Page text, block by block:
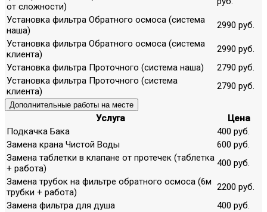
от сложности)
Установка фильтра Обратного осмоса (система
наша)
2990 руб.
Установка фильтра Обратного осмоса (система
клиента)
2990 руб.
Установка фильтра Проточного (система наша)
2790 руб.
Установка фильтра Проточного (система
клиента)
2790 руб.
Дополнительные работы на месте
Услуга
Цена
Подкачка Бака
400 руб.
Замена крана Чистой Воды
600 руб.
Замена таблетки в клапане от протечек (таблетка
+ работа)
400 руб.
Замена трубок на фильтре обратного осмоса (6м
трубки + работа)
2200 руб.
Замена фильтра для душа
400 руб.